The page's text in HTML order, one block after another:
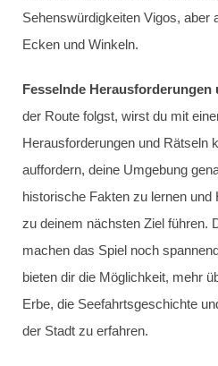
Sehenswürdigkeiten Vigos, aber
Ecken und Winkeln.
Fesselnde Herausforderungen
der Route folgst, wirst du mit
Herausforderungen und Rätseln
auffordern, deine Umgebung
historische Fakten zu lernen
zu deinem nächsten Ziel führen.
machen das Spiel noch
bieten dir die Möglichkeit, mehr
Erbe, die Seefahrtsgeschichte
der Stadt zu erfahren.